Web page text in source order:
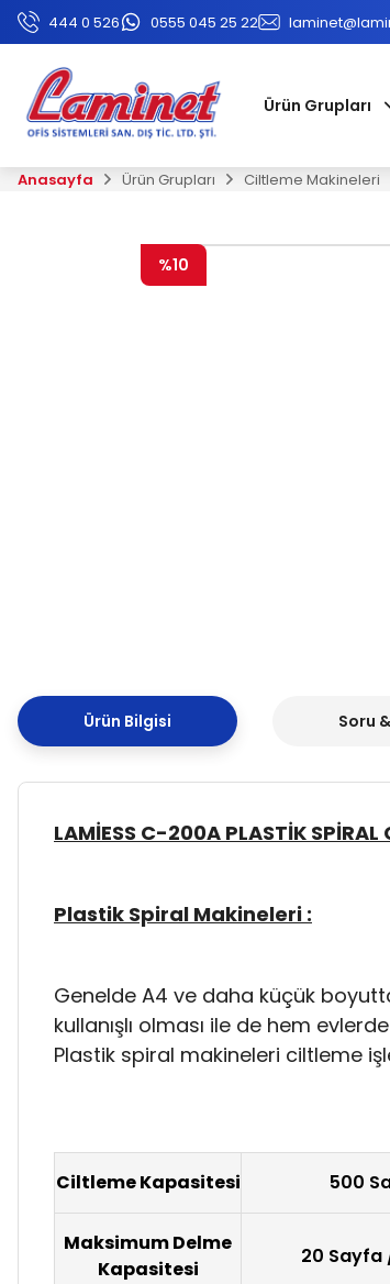
444 0 526 0555 045 25 22
Ürün Grupları
Anasayfa Ürün Grupları Ciltleme Makineleri
%10
Ürün Bilgisi Soru
LAMİESS C-200A PLASTİK SPİRAL
Plastik Spiral Makineleri :
Genelde A4 ve daha küçük
kullanışlı olması ile de hem
Plastik spiral makineleri ciltleme
Ciltleme Kapasitesi 500
Maksimum Delme
Kapasitesi
20 Sayfa